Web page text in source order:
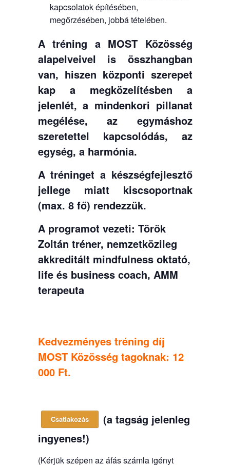
kapcsolatok építésében,
megőrzésében, jobbá tételében.
A tréning a MOST Közösség
alapelveivel is összhangban
van, hiszen központi szerepet
kap a megközelítésben a
jelenlét, a mindenkori pillanat
megélése, az egymáshoz
szeretettel kapcsolódás, az
egység, a harmónia.
A tréninget a készségfejlesztő
jellege miatt kiscsoportnak
(max. 8 fő) rendezzük.
A programot vezeti: Török
Zoltán tréner, nemzetközileg
akkreditált mindfulness oktató,
life és business coach, AMM
terapeuta
Kedvezményes tréning díj
MOST Közösség tagoknak: 12
000 Ft.
Csatlakozás
(a tagság jelenleg
ingyenes!)
(Kérjük szépen az áfás számla igényt